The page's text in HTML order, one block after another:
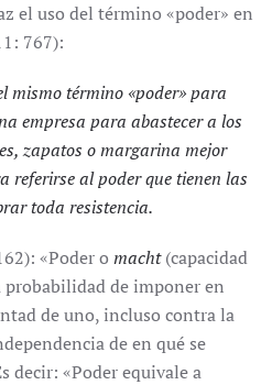
el uso del término «poder» en
767):
mismo término «poder» para
empresa para abastecer a los
zapatos o margarina mejor
referirse al poder que tienen las
toda resistencia.
«Poder o macht(capacidad
de imponer en
de uno, incluso contra la
de en qué se
decir: «Poder equivale a